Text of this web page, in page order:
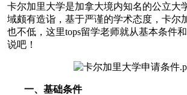
卡尔加里大学是加拿大境内知名的公立大
域颇有造诣，基于严谨的学术态度，卡尔
也不低，这里tops留学老师就从基本条件
说吧！
一、基础条件